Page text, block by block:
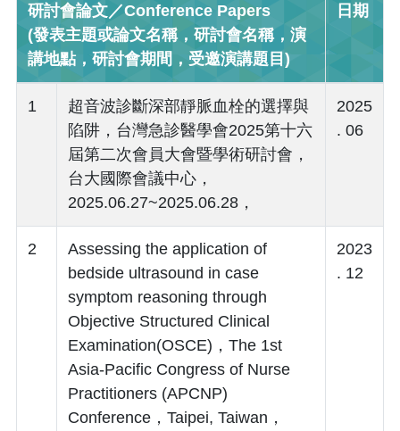
研討會論文／Conference Papers
(發表主題或論文名稱，研討會名稱，演
講地點，研討會期間，受邀演講題目)
日期
1
超音波診斷深部靜脈血栓的選擇與
陷阱，台灣急診醫學會2025第十六
屆第二次會員大會暨學術研討會，
台大國際會議中心，
2025.06.27~2025.06.28，
2025
. 06
2
Assessing the application of
bedside ultrasound in case
symptom reasoning through
Objective Structured Clinical
Examination(OSCE)，The 1st
Asia-Pacific Congress of Nurse
Practitioners (APCNP)
Conference，Taipei, Taiwan，
2023
. 12